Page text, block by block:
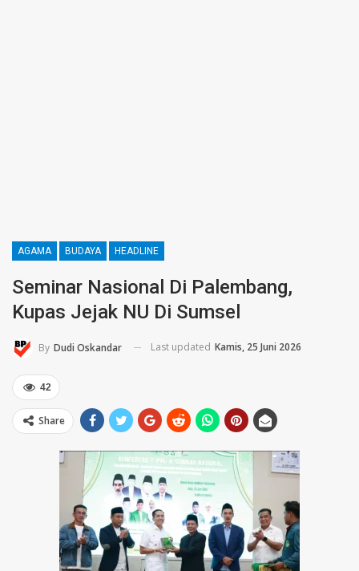
AGAMA BUDAYA HEADLINE
Seminar Nasional Di Palembang,
Kupas Jejak NU Di Sumsel
By Dudi Oskandar Last updated Kamis, 25 Juni 2026
42
Share